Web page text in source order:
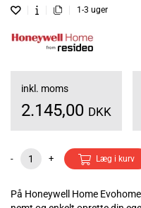
1-3 uger
inkl. moms
2.145,00 DKK
- + Læg i kurv
På Honeywell Home